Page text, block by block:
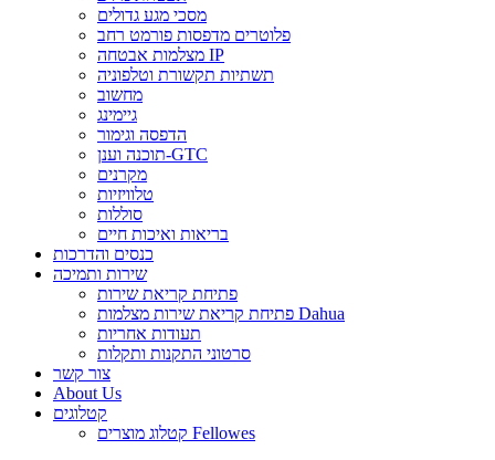
מסכי מגע גדולים
פלוטרים מדפסות פורמט רחב
מצלמות אבטחה IP
תשתיות תקשורת וטלפוניה
מחשוב
גיימינג
הדפסה וגימור
תוכנה וענן-GTC
מקרנים
טלוויזיות
סוללות
בריאות ואיכות חיים
כנסים והדרכות
שירות ותמיכה
פתיחת קריאת שירות
פתיחת קריאת שירות מצלמות Dahua
תעודות אחריות
סרטוני התקנות ותקלות
צור קשר
About Us
קטלוגים
קטלוג מוצרים Fellowes